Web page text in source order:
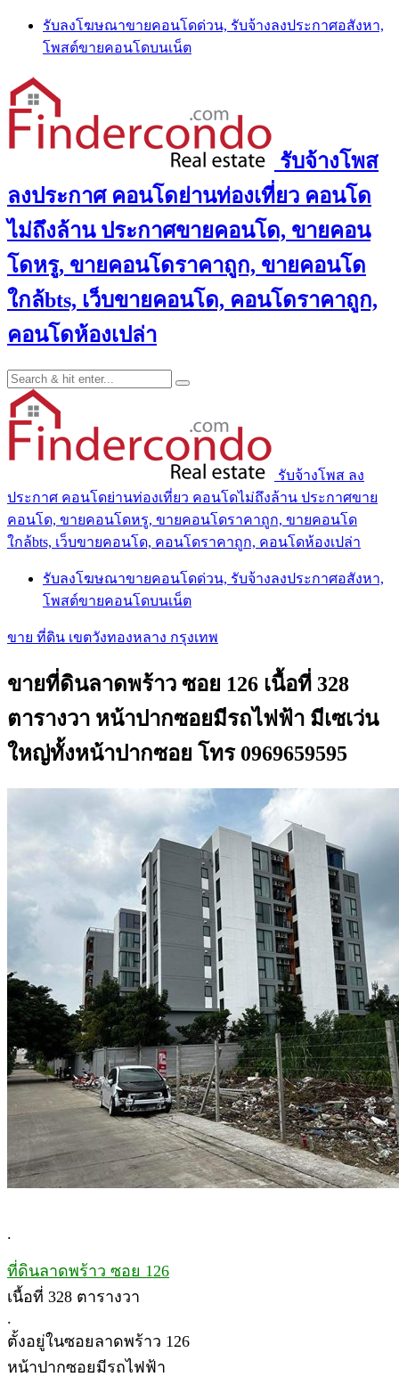
Skip
content
รับลงโฆษณาขายคอนโดด่วน, รับจ้างลงประกาศอสังหา,
โพสต์ขายคอนโดบนเน็ต
รับจ้างโพส
ลงประกาศ คอนโดย่านท่องเที่ยว คอนโด
ไม่ถึงล้าน ประกาศขายคอนโด, ขายคอน
โดหรู, ขายคอนโดราคาถูก, ขายคอนโด
ใกล้bts, เว็บขายคอนโด, คอนโดราคาถูก,
คอนโดห้องเปล่า
รับจ้างโพส ลง
ประกาศ คอนโดย่านท่องเที่ยว คอนโดไม่ถึงล้าน ประกาศขาย
คอนโด, ขายคอนโดหรู, ขายคอนโดราคาถูก, ขายคอนโด
ใกล้bts, เว็บขายคอนโด, คอนโดราคาถูก, คอนโดห้องเปล่า
รับลงโฆษณาขายคอนโดด่วน, รับจ้างลงประกาศอสังหา,
โพสต์ขายคอนโดบนเน็ต
ขาย ที่ดิน เขตวังทองหลาง กรุงเทพ
ขายที่ดินลาดพร้าว ซอย 126 เนื้อที่ 328
ตารางวา หน้าปากซอยมีรถไฟฟ้า มีเซเว่น
ใหญ่ทั้งหน้าปากซอย โทร 0969659595
.
ที่ดินลาดพร้าว ซอย 126
เนื้อที่ 328 ตารางวา
.
ตั้งอยู่ในซอยลาดพร้าว 126
หน้าปากซอยมีรถไฟฟ้า